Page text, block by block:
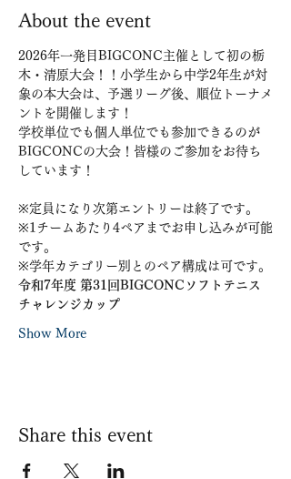
About the event
2026年一発目BIGCONC主催として初の栃
木・清原大会！！小学生から中学2年生が対
象の本大会は、予選リーグ後、順位トーナメ
ントを開催します！
学校単位でも個人単位でも参加できるのが
BIGCONCの大会！皆様のご参加をお待ち
しています！
※定員になり次第エントリーは終了です。
※1チームあたり4ペアまでお申し込みが可能
です。
※学年カテゴリー別とのペア構成は可です。
令和7年度 第31回BIGCONCソフトテニス
チャレンジカップ
Show More
Share this event